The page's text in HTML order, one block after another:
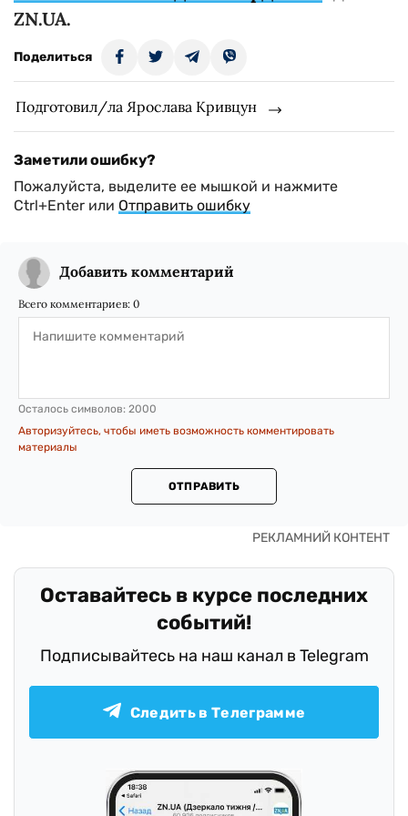
ZN.UA.
Поделиться
Подготовил/ла Ярослава Кривцун
Заметили ошибку?
Пожалуйста, выделите ее мышкой и нажмите
Ctrl+Enter или Отправить ошибку
Добавить комментарий
Всего комментариев: 0
Осталось символов: 2000
Авторизуйтесь, чтобы иметь возможность комментировать
материалы
ОТПРАВИТЬ
Оставайтесь в курсе последних
событий!
Подписывайтесь на наш канал в Telegram
Следить в Телеграмме